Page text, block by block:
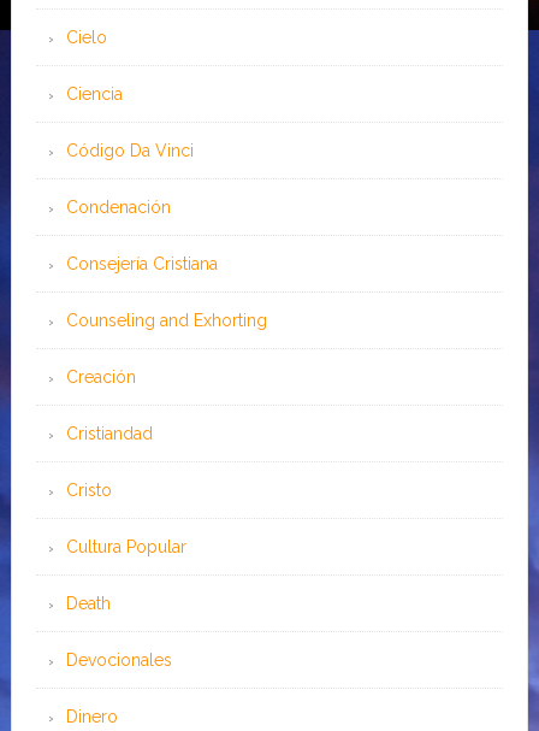
Cielo
Ciencia
Código Da Vinci
Condenación
Consejería Cristiana
Counseling and Exhorting
Creación
Cristiandad
Cristo
Cultura Popular
Death
Devocionales
Dinero